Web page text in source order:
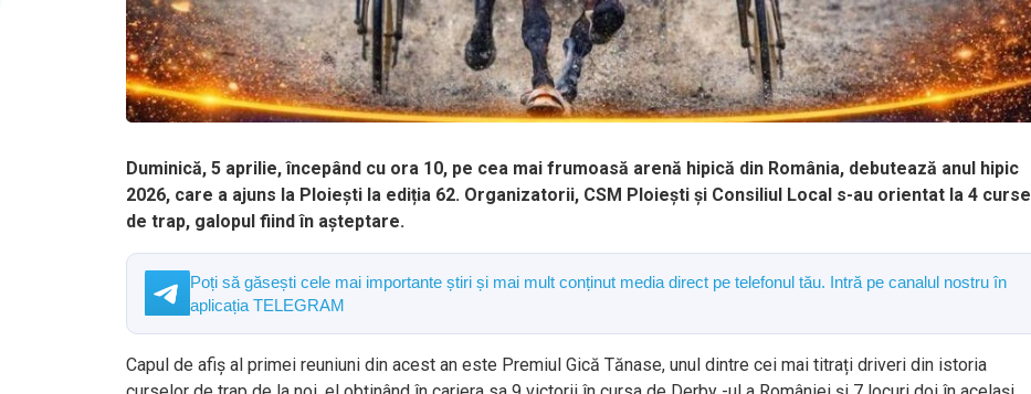
Duminică, 5 aprilie, începând cu ora 10, pe cea mai frumoasă arenă hipică din România, debutează anul hipic
2026, care a ajuns la Ploiești la ediția 62. Organizatorii, CSM Ploiești și Consiliul Local s-au orientat la 4 curse
de trap, galopul fiind în așteptare.
Poți să găsești cele mai importante știri și mai mult conținut media direct pe telefonul tău. Intră pe canalul nostru în
aplicația TELEGRAM
Capul de afiș al primei reuniuni din acest an este Premiul Gică Tănase, unul dintre cei mai titrați driveri din istoria